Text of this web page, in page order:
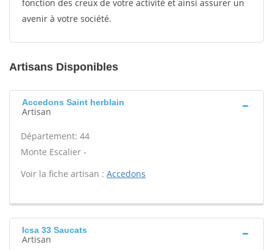
fonction des creux de votre activité et ainsi assurer un
avenir à votre société.
Artisans Disponibles
Accedons Saint herblain
Artisan
Département: 44
Monte Escalier -
Voir la fiche artisan : Accedons
Icsa 33 Saucats
Artisan